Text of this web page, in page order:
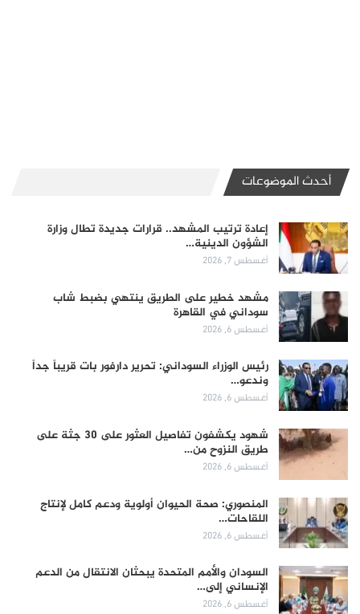
أحدث الموضوعات
إعادة ترتيب المشهد.. قرارات جديدة تطال وزارة
الشؤون الدينية…
أغسطس 7, 2026
مشهد خطير على الطريق ينتهي بضبط شاب
سوداني في القاهرة
أغسطس 6, 2026
رئيس الوزراء السوداني: تحرير دارفور بات قريباً جداً
وندعو…
أغسطس 6, 2026
شهود يكشفون تفاصيل العثور على 30 جثة على
طريق النزوح من…
أغسطس 6, 2026
المنصوري: صحة الحيوان أولوية ودعم كامل لإنتاج
اللقاحات…
أغسطس 6, 2026
السودان والأمم المتحدة يبحثان الانتقال من الدعم
الإنساني إلى…
أغسطس 6, 2026